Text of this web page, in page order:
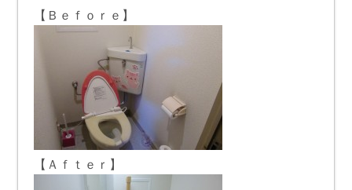
【Ｂｅｆｏｒｅ】
【Ａｆｔｅｒ】